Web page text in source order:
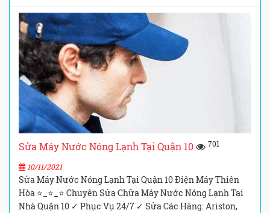
Sửa Máy Nước Nóng Lạnh Tại Quận 10 701
10/11/2021
Sửa Máy Nước Nóng Lạnh Tại Quận 10 Điện Máy Thiên
Hòa ⭐_⭐_⭐ Chuyên Sửa Chữa Máy Nước Nóng Lạnh Tại
Nhà Quận 10 ✓ Phục Vụ 24/7 ✓ Sửa Các Hãng: Ariston,